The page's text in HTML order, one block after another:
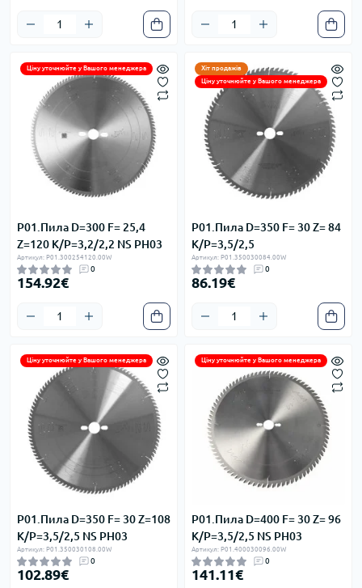
Ціну уточнюйте у Вашого менеджера
P01.Пила D=300 F= 25,4
Z=120 K/P=3,2/2,2 NS PH03
Артикул: P01.300254120.00W
0
154.92€
Хіт продажів
Ціну уточнюйте у Вашого менеджера
P01.Пила D=350 F= 30 Z= 84
K/P=3,5/2,5
Артикул: P01.350030084.00W
0
86.19€
Ціну уточнюйте у Вашого менеджера
P01.Пила D=350 F= 30 Z=108
K/P=3,5/2,5 NS PH03
Артикул: P01.350030108.00W
0
102.89€
Ціну уточнюйте у Вашого менеджера
P01.Пила D=400 F= 30 Z= 96
K/P=3,5/2,5 NS PH03
Артикул: P01.400030096.00W
0
141.11€